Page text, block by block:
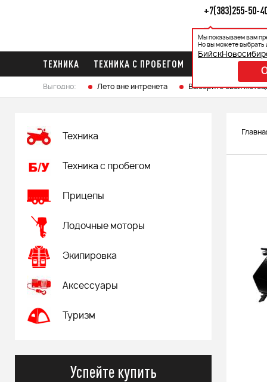
+7(383)255-50-
Мы показываем вам
Но вы можете выбрать
Бийск
Каталог
ТЕХНИКА ТЕХНИКА С ПРОБЕГОМ
Выгодно: Лето вне интренета Выберите свой
Техника
Техника с пробегом
Прицепы
Лодочные моторы
Экипировка
Аксессуары
Туризм
Успейте купить